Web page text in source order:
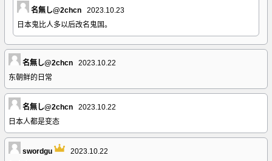
名無し@2chcn
2023.10.23
日本鬼比人多以后改名鬼国。
名無し@2chcn
2023.10.22
东朝鲜的日常
名無し@2chcn
2023.10.22
日本人都是变态
swordgu
2023.10.22